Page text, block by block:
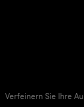
Verfeinern Sie Ihre